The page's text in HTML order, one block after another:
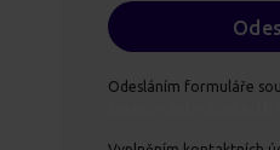
Odesláním formuláře